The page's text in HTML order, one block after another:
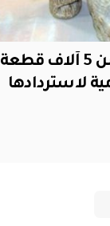
بعد 2003.. تهريب أكثر من 5 آلاف قطعة
لاستردادها